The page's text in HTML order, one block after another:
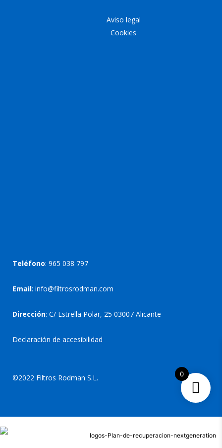
Aviso legal
Cookies
Teléfono: 965 038 797
Email: info@filtrosrodman.com
Dirección: C/ Estrella Polar, 25 03007 Alicante
Declaración de accesibilidad
©2022 Filtros Rodman S.L. 0